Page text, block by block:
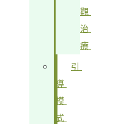
觀
治
療
引
導
模
式